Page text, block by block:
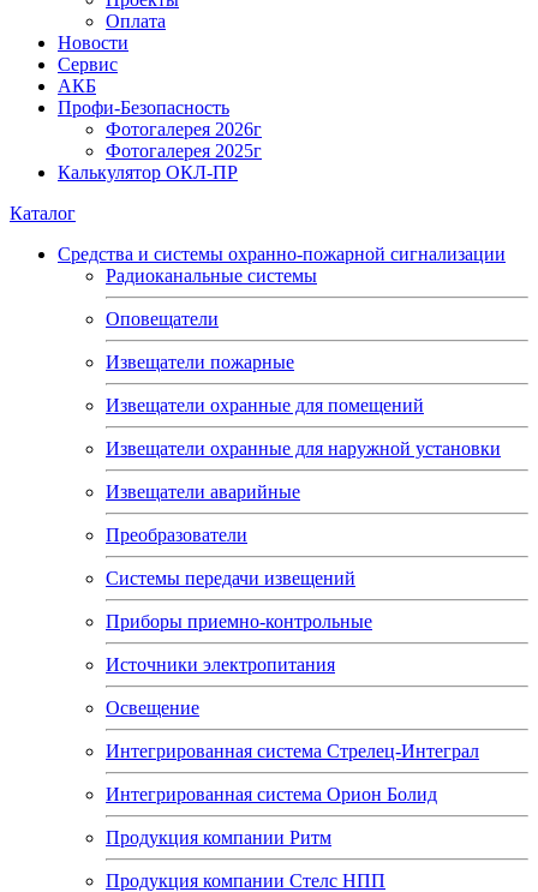
Оплата
Новости
Сервис
АКБ
Профи-Безопасность
Фотогалерея 2026г
Фотогалерея 2025г
Калькулятор ОКЛ-ПР
Каталог
Средства и системы охранно-пожарной сигнализации
Радиоканальные системы
Оповещатели
Извещатели пожарные
Извещатели охранные для помещений
Извещатели охранные для наружной установки
Извещатели аварийные
Преобразователи
Системы передачи извещений
Приборы приемно-контрольные
Источники электропитания
Освещение
Интегрированная система Стрелец-Интеграл
Интегрированная система Орион Болид
Продукция компании Ритм
Продукция компании Стелс НПП